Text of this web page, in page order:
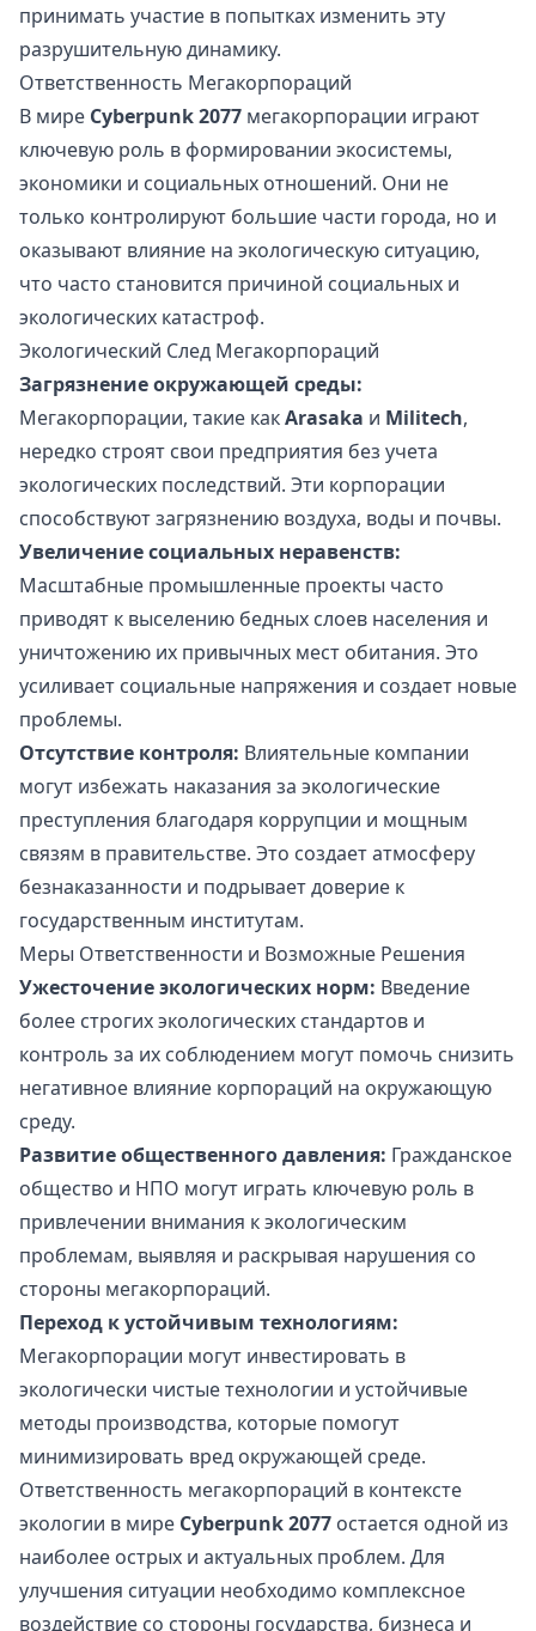
принимать участие в попытках изменить эту
разрушительную динамику.
Ответственность Мегакорпораций
В мире Cyberpunk 2077 мегакорпорации играют
ключевую роль в формировании экосистемы,
экономики и социальных отношений. Они не
только контролируют большие части города, но и
оказывают влияние на экологическую ситуацию,
что часто становится причиной социальных и
экологических катастроф.
Экологический След Мегакорпораций
Загрязнение окружающей среды:
Мегакорпорации, такие какArasaka и Militech,
нередко строят свои предприятия без учета
экологических последствий. Эти корпорации
способствуют загрязнению воздуха, воды и почвы.
Увеличение социальных неравенств:
Масштабные промышленные проекты часто
приводят к выселению бедных слоев населения и
уничтожению их привычных мест обитания. Это
усиливает социальные напряжения и создает новые
проблемы.
Отсутствие контроля: Влиятельные компании
могут избежать наказания за экологические
преступления благодаря коррупции и мощным
связям в правительстве. Это создает атмосферу
безнаказанности и подрывает доверие к
государственным институтам.
Меры Ответственности и Возможные Решения
Ужесточение экологических норм: Введение
более строгих экологических стандартов и
контроль за их соблюдением могут помочь снизить
негативное влияние корпораций на окружающую
среду.
Развитие общественного давления: Гражданское
общество и НПО могут играть ключевую роль в
привлечении внимания к экологическим
проблемам, выявляя и раскрывая нарушения со
стороны мегакорпораций.
Переход к устойчивым технологиям:
Мегакорпорации могут инвестировать в
экологически чистые технологии и устойчивые
методы производства, которые помогут
минимизировать вред окружающей среде.
Ответственность мегакорпораций в контексте
экологии в мире Cyberpunk 2077 остается одной из
наиболее острых и актуальных проблем. Для
улучшения ситуации необходимо комплексное
воздействие со стороны государства, бизнеса и